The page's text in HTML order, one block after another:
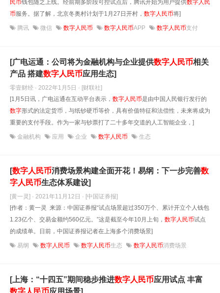
民币钱包随之上线。经前期多阶段可控试点后，腾讯开始为用户提供数字人民
币服务。据了解，北京冬奥村计划于1月27日开村， 数字人民币将]
腾讯 微信 数字人民币 数字人民币APP 数字人民币支付
[广电运通：公司将为金融机构与企业提供数字人民币相关
产品 搭建数字人民币应用生态]
零壹财经 · 2022年1月5日 · [财联社]
[1月5日讯，广电运通在互动平台表示， 数字人民币是由中国人民银行发行的
数字形式的法定货币，与纸钞硬币等价，具有价值特征和法偿性，未来将成为
重要的支付手段。作为一家与钞票打了二十多年交道的人工智能企业，]
金融机构 应用 企业 数字人民币 生态
[数字人民币消费场景构建全面开花！易纲：下一步完善数
字人民币生态体系建设]
[黄一灵] · 2021年11月12日 · [中国证券报]
[作者：黄一灵 来源：中国证券报“试点场景超过350万个、累计开立个人钱包
1.23亿个、交易金额约560亿元。”这是截至今年10月上旬， 数字人民币试点
的成绩单。日前，中国证券报记者在上海多个消费场景]
易纲 数字人民币 数字人民币生态 数字人民币消费场景
[上海：“十四五”期间稳步推进数字人民币应用试点 丰富
数字 人民币应用场景]